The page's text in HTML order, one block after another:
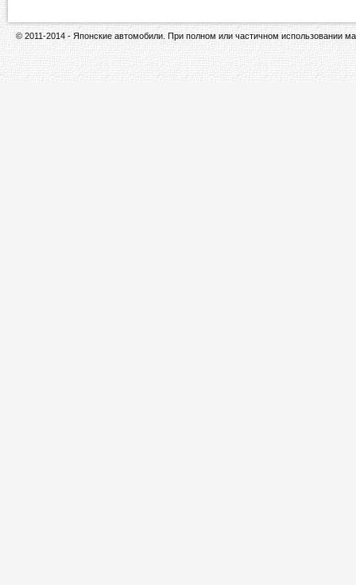
© 2011-2014 - Японские автомобили. При полном или частичном использовании